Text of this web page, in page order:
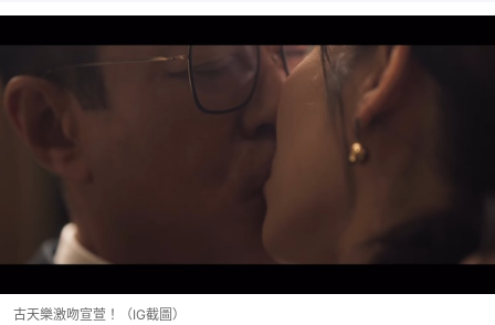
古天樂激吻宣萱！（IG截圖）